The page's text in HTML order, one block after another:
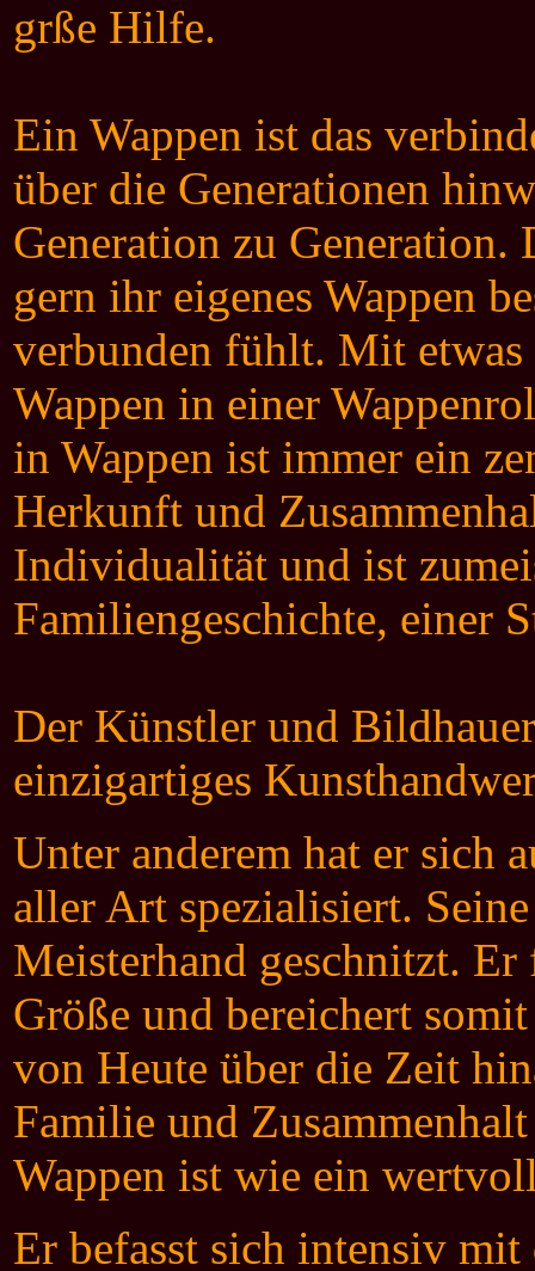
grße Hilfe.
Ein Wappen ist das
über die Generationen
Generation zu Generation.
gern ihr eigenes Wappen
verbunden fühlt. Mit etwas
Wappen in einer
in Wappen ist immer ein
Herkunft und
Individualität und ist
Familiengeschichte, einer
Der Künstler und
einzigartiges
Unter anderem hat er sich
aller Art spezialisiert.
Meisterhand geschnitzt.
Größe und bereichert
von Heute über die Zeit
Familie und
Wappen ist wie ein
Er befasst sich intensiv